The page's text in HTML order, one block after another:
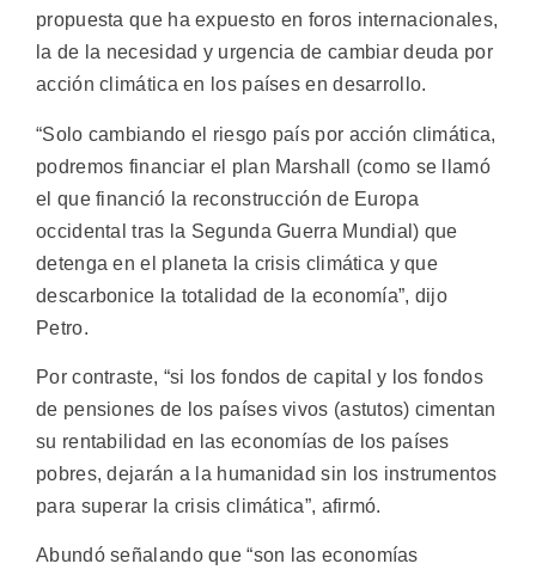
propuesta que ha expuesto en foros internacionales,
la de la necesidad y urgencia de cambiar deuda por
acción climática en los países en desarrollo.
“Solo cambiando el riesgo país por acción climática,
podremos financiar el plan Marshall (como se llamó
el que financió la reconstrucción de Europa
occidental tras la Segunda Guerra Mundial) que
detenga en el planeta la crisis climática y que
descarbonice la totalidad de la economía”, dijo
Petro.
Por contraste, “si los fondos de capital y los fondos
de pensiones de los países vivos (astutos) cimentan
su rentabilidad en las economías de los países
pobres, dejarán a la humanidad sin los instrumentos
para superar la crisis climática”, afirmó.
Abundó señalando que “son las economías